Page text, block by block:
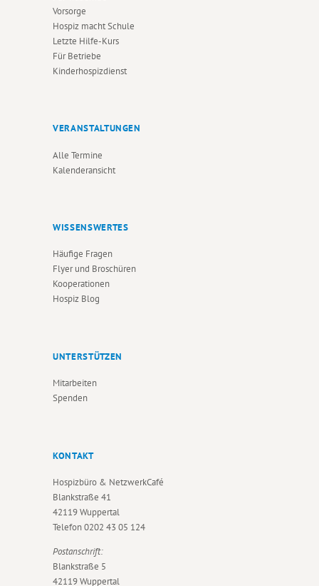
Vorsorge
Hospiz macht Schule
Letzte Hilfe-Kurs
Für Betriebe
Kinderhospizdienst
VERANSTALTUNGEN
Alle Termine
Kalenderansicht
WISSENSWERTES
Häufige Fragen
Flyer und Broschüren
Kooperationen
Hospiz Blog
UNTERSTÜTZEN
Mitarbeiten
Spenden
KONTAKT
Hospizbüro & NetzwerkCafé
Blankstraße 41
42119 Wuppertal
Telefon0202 43 05 124
Postanschrift:
Blankstraße 5
42119 Wuppertal